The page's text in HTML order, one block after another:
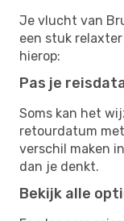
Je vlucht van
een stuk
hierop:
Pas je
Soms kan het
retourdatum
verschil maken
dan je denkt.
Bekijk alle